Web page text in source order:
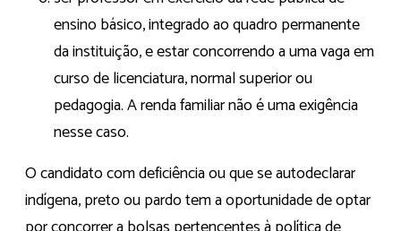
ensino básico, integrado ao quadro permanente
da instituição, e estar concorrendo a uma vaga em
curso de licenciatura, normal superior ou
pedagogia. A renda familiar não é uma exigência
nesse caso.
O candidato com deficiência ou que se autodeclarar
indígena, preto ou pardo tem a oportunidade de optar